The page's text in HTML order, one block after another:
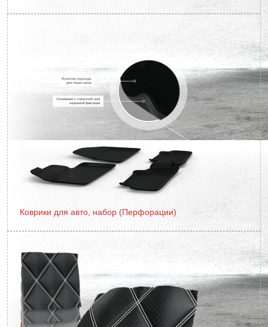
Коврики для авто, набор (Перфорации)